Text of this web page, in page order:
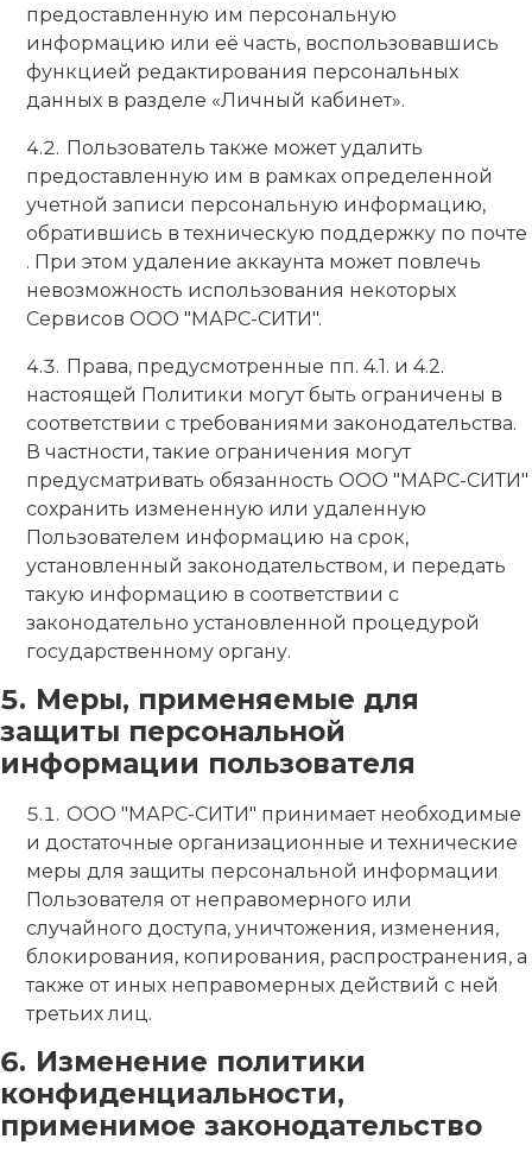
предоставленную им персональную
информацию или её часть, воспользовавшись
функцией редактирования персональных
данных в разделе «Личный кабинет».
Пользователь также может удалить
предоставленную им в рамках определенной
учетной записи персональную информацию,
обратившись в техническую поддержку по почте
. При этом удаление аккаунта может повлечь
невозможность использования некоторых
Сервисов ООО "МАРС-СИТИ".
Права, предусмотренные пп. 4.1. и 4.2.
настоящей Политики могут быть ограничены в
соответствии с требованиями законодательства.
В частности, такие ограничения могут
предусматривать обязанность ООО "МАРС-СИТИ"
сохранить измененную или удаленную
Пользователем информацию на срок,
установленный законодательством, и передать
такую информацию в соответствии с
законодательно установленной процедурой
государственному органу.
Меры, применяемые для
защиты персональной
информации пользователя
ООО "МАРС-СИТИ" принимает необходимые
и достаточные организационные и технические
меры для защиты персональной информации
Пользователя от неправомерного или
случайного доступа, уничтожения, изменения,
блокирования, копирования, распространения, а
также от иных неправомерных действий с ней
третьих лиц.
Изменение политики
конфиденциальности,
применимое законодательство